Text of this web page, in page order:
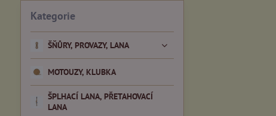
Kategorie
ŠŇŮRY, PROVAZY, LANA
MOTOUZY, KLUBKA
ŠPLHACÍ LANA, PŘETAHOVACÍ
LANA